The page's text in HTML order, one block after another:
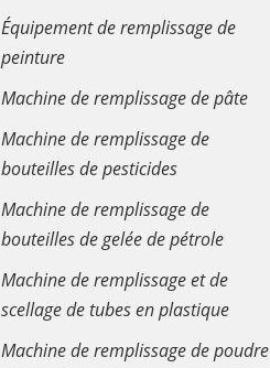
Équipement de remplissage de
peinture
Machine de remplissage de pâte
Machine de remplissage de
bouteilles de pesticides
Machine de remplissage de
bouteilles de gelée de pétrole
Machine de remplissage et de
scellage de tubes en plastique
Machine de remplissage de poudre